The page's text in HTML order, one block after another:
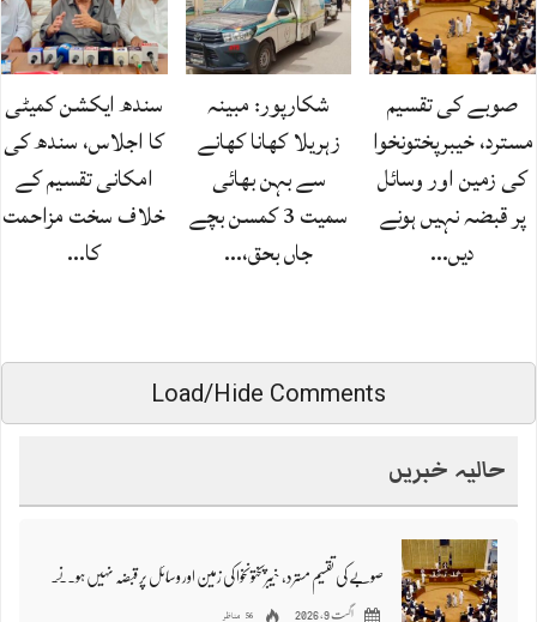
صوبے کی تقسیم
مسترد، خیبرپختونخوا
کی زمین اور وسائل
پر قبضہ نہیں ہونے
دیں…
شکارپور: مبینہ
زہریلا کھانا کھانے
سے بہن بھائی
سمیت 3 کمسن بچے
جاں بحق،…
سندھ ایکشن کمیٹی
کا اجلاس، سندھ کی
امکانی تقسیم کے
خلاف سخت مزاحمت
کا…
Load/Hide Comments
حالیہ خبریں
صوبے کی تقسیم مسترد، خیبرپختونخوا کی زمین اور وسائل پر قبضہ نہیں ہونے دیں گے، اسمبلی کی متفقہ قرارداد
اگست 9, 2026 56 مناظر